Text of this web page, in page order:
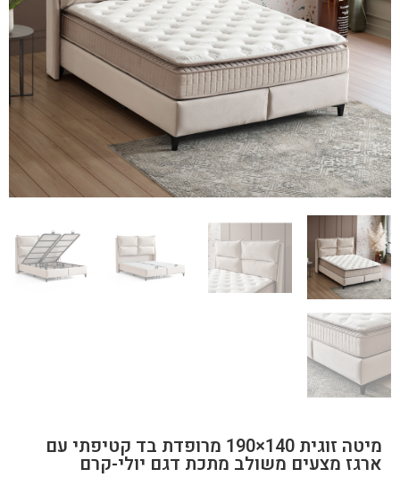
מיטה זוגית 140×190 מרופדת בד קטיפתי עם
ארגז מצעים משולב מתכת דגם יולי-קרם